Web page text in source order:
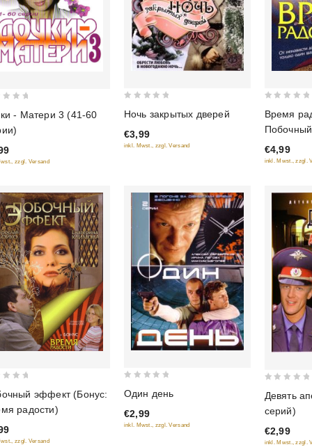
- Матери 3 (41-60
zzgl. Versand
of
5
Ночь закрытых дверей
€3,99
inkl. Mwst., zzgl. Versand
out
of
5
Время
€4,99
inkl. Mwst., zzgl.
эффект (Бонус:
радости)
zzgl. Versand
out
of
5
Один день
€2,99
inkl. Mwst., zzgl. Versand
out
of
5
Девять
серий)
€2,99
inkl. Mwst., zzgl.